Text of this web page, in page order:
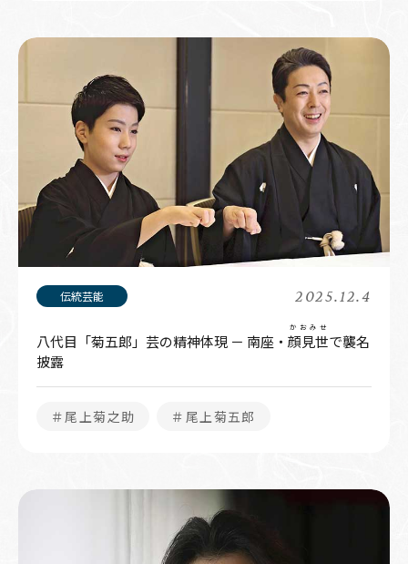
2025.12.4
八代目「菊五郎」芸の精神体現 － 南座・ 顔見世
かおみせ
で襲名
披露
＃尾上菊之助 ＃尾上菊五郎